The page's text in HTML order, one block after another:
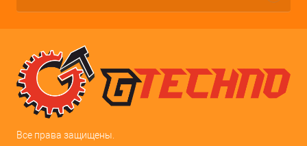
Все права защищены.